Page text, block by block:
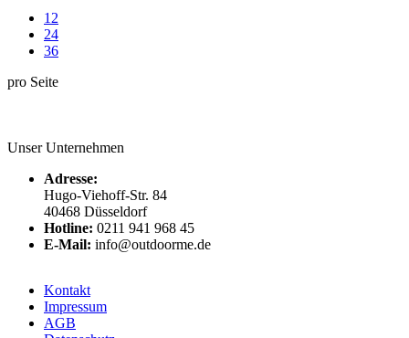
12
24
36
pro Seite
Unser Unternehmen
Adresse:
Hugo-Viehoff-Str. 84
40468 Düsseldorf
Hotline: 0211 941 968 45
E-Mail: info@outdoorme.de
Kontakt
Impressum
AGB